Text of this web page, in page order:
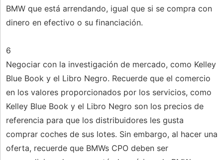
BMW que está arrendando, igual que si se compra con
dinero en efectivo o su financiación.
6
Negociar con la investigación de mercado, como Kelley
Blue Book y el Libro Negro. Recuerde que el comercio
en los valores proporcionados por los servicios, como
Kelley Blue Book y el Libro Negro son los precios de
referencia para que los distribuidores les gusta
comprar coches de sus lotes. Sin embargo, al hacer una
oferta, recuerde que BMWs CPO deben ser